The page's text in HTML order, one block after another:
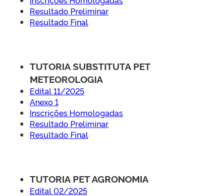
Resultado Preliminar
Resultado Final
TUTORIA SUBSTITUTA PET
METEOROLOGIA
Edital 11/2025
Anexo 1
Inscrições Homologadas
Resultado Preliminar
Resultado Final
TUTORIA PET AGRONOMIA
Edital 02/2025